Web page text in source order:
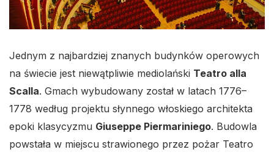
Jednym z najbardziej znanych budynków operowych
na świecie jest niewątpliwie mediolański Teatro alla
Scalla. Gmach wybudowany został w latach 1776–
1778 według projektu słynnego włoskiego architekta
epoki klasycyzmu Giuseppe Piermariniego. Budowla
powstała w miejscu strawionego przez pożar Teatro